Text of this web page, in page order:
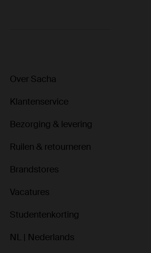
Over Sacha
Klantenservice
Bezorging & levering
Ruilen & retourneren
Brandstores
Vacatures
Studentenkorting
NL | Nederlands